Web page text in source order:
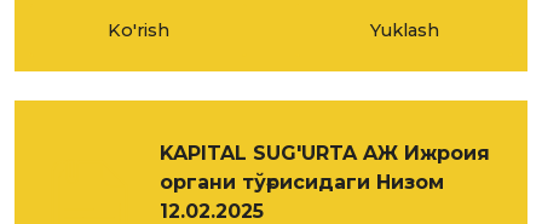
Ko'rish Yuklash
KAPITAL SUG'URTA AЖ Ижроия
органи тўғрисидаги Низом
12.02.2025